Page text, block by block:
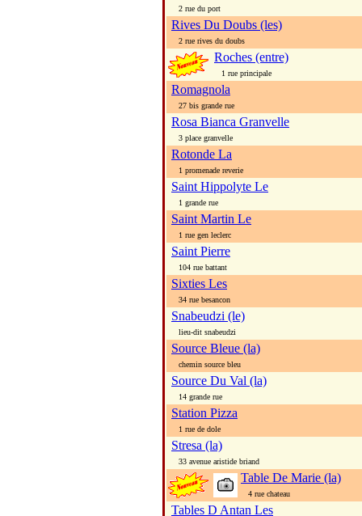
2 rue du port
Rives Du Doubs (les)
2 rue rives du doubs
Roches (entre)
1 rue principale
Romagnola
27 bis grande rue
Rosa Bianca Granvelle
3 place granvelle
Rotonde La
1 promenade reverie
Saint Hippolyte Le
1 grande rue
Saint Martin Le
1 rue gen leclerc
Saint Pierre
104 rue battant
Sixties Les
34 rue besancon
Snabeudzi (le)
lieu-dit snabeudzi
Source Bleue (la)
chemin source bleu
Source Du Val (la)
14 grande rue
Station Pizza
1 rue de dole
Stresa (la)
33 avenue aristide briand
Table De Marie (la)
4 rue chateau
Tables D Antan Les